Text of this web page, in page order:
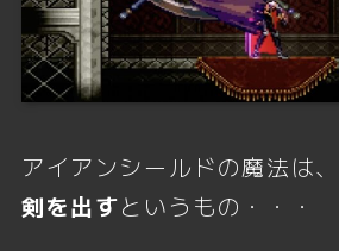
アイアンシールドの魔法は、
剣を出すというもの・・・